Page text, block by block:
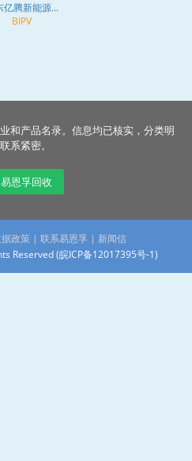
亿腾新能源...
BIPV
和产品名录。信息均已核实，分类明
系紧密。
易恩孚回收
政策| 联系易恩孚 | 新闻信
Reserved (皖ICP备12017395号-1)